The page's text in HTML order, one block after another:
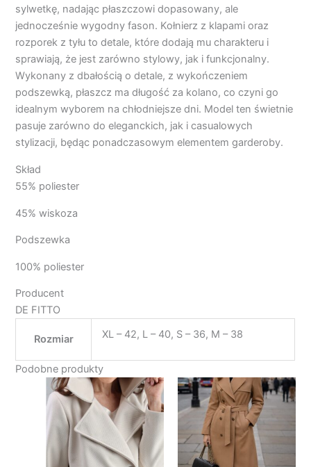
sylwetkę, nadając płaszczowi dopasowany, ale
jednocześnie wygodny fason. Kołnierz z klapami oraz
rozporek z tyłu to detale, które dodają mu charakteru i
sprawiają, że jest zarówno stylowy, jak i funkcjonalny.
Wykonany z dbałością o detale, z wykończeniem
podszewką, płaszcz ma długość za kolano, co czyni go
idealnym wyborem na chłodniejsze dni. Model ten świetnie
pasuje zarówno do eleganckich, jak i casualowych
stylizacji, będąc ponadczasowym elementem garderoby.
Skład
55% poliester
45% wiskoza
Podszewka
100% poliester
Producent
DE FITTO
Rozmiar XL – 42, L – 40, S – 36, M – 38
Podobne produkty